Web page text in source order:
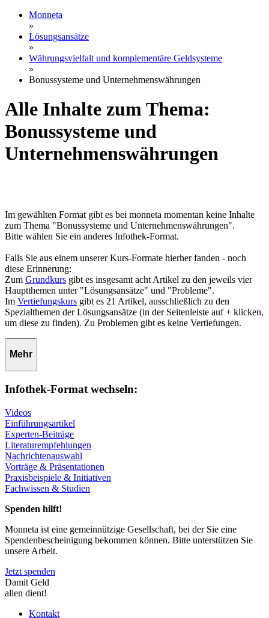
Monneta
»
Lösungsansätze
»
Währungsvielfalt und komplementäre Geldsysteme
»
Bonussysteme und Unternehmenswährungen
Alle Inhalte zum Thema:
Bonussysteme und
Unternehmenswährungen
Im gewählten Format gibt es bei monneta momentan keine Inhalte
zum Thema "Bonussysteme und Unternehmenswährungen".
Bitte wählen Sie ein anderes Infothek-Format.
Falls Sie aus einem unserer Kurs-Formate hierher fanden - noch
diese Erinnerung:
Zum Grundkurs gibt es insgesamt acht Artikel zu den jeweils vier
Hauptthemen unter "Lösungsansätze" und "Probleme".
Im Vertiefungskurs gibt es 21 Artikel, ausschließlich zu den
Spezialthemen der Lösungsansätze (in der Seitenleiste auf + klicken,
um diese zu finden). Zu Problemen gibt es keine Vertiefungen.
Mehr
Infothek-Format wechseln:
Videos
Einführungsartikel
Experten-Beiträge
Literaturempfehlungen
Nachrichtenauswahl
Vorträge & Präsentationen
Praxisbeispiele & Initiativen
Fachwissen & Studien
Spenden hilft!
Monneta ist eine gemeinnützige Gesellschaft, bei der Sie eine
Spendenbescheinigung bekommen können. Bitte unterstützen Sie
unsere Arbeit.
Jetzt spenden
Damit Geld
allen dient!
Kontakt